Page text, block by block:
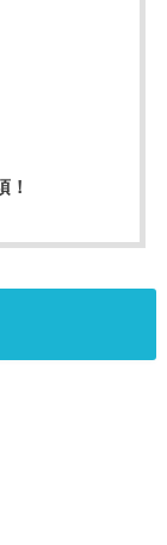
！